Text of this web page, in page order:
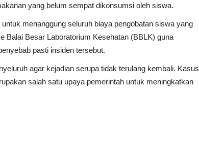
yang belum sempat dikonsumsi oleh siswa.
menanggung seluruh biaya pengobatan siswa yang
Balai Besar Laboratorium Kesehatan (BBLK) guna
pasti insiden tersebut.
agar kejadian serupa tidak terulang kembali. Kasus
salah satu upaya pemerintah untuk meningkatkan